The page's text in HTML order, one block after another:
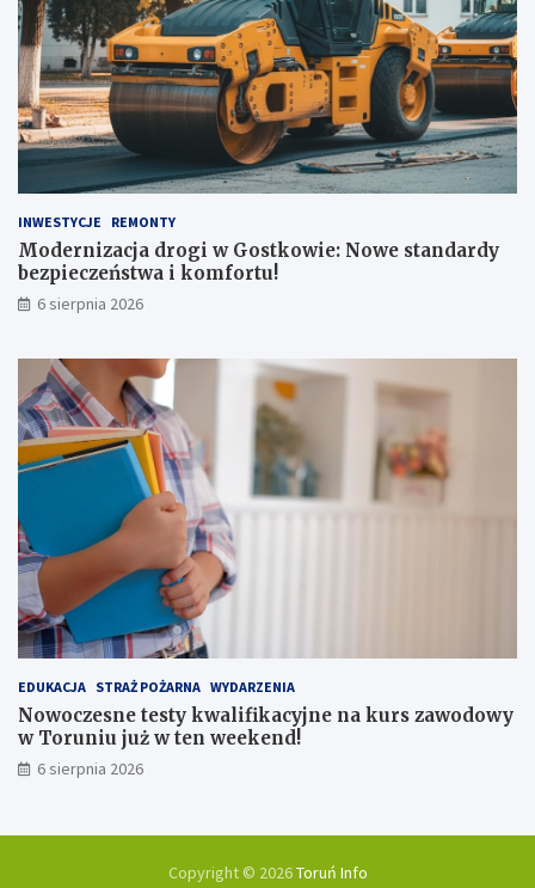
INWESTYCJE REMONTY
Modernizacja drogi w Gostkowie: Nowe standardy
bezpieczeństwa i komfortu!
6 sierpnia 2026
EDUKACJA STRAŻ POŻARNA WYDARZENIA
Nowoczesne testy kwalifikacyjne na kurs zawodowy
w Toruniu już w ten weekend!
6 sierpnia 2026
Copyright © 2026Toruń Info